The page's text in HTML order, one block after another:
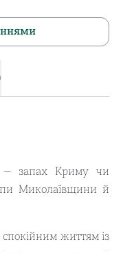
— запах Криму чи
Миколаївщини й
життям із
Там Київ і Харків